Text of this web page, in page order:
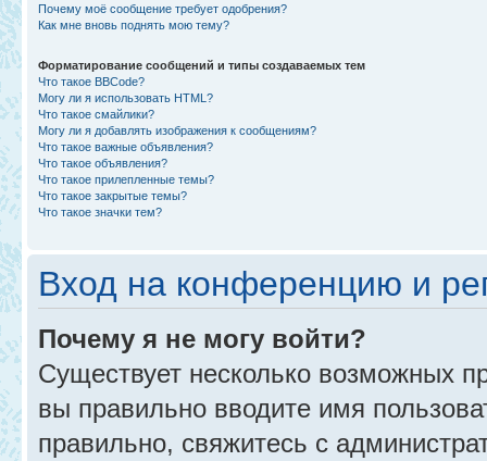
Почему моё сообщение требует одобрения?
Как мне вновь поднять мою тему?
Форматирование сообщений и типы создаваемых тем
Что такое BBCode?
Могу ли я использовать HTML?
Что такое смайлики?
Могу ли я добавлять изображения к сообщениям?
Что такое важные объявления?
Что такое объявления?
Что такое прилепленные темы?
Что такое закрытые темы?
Что такое значки тем?
Вход на конференцию и
Почему я не могу войти?
Существует несколько возможных
вы правильно вводите имя
правильно, свяжитесь с